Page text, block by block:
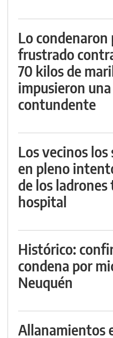
Lo condenaron
frustrado
70 kilos de
impusieron
contundente
Los vecinos
en pleno
de los
hospital
Histórico:
condena por
Neuquén
Allanamientos